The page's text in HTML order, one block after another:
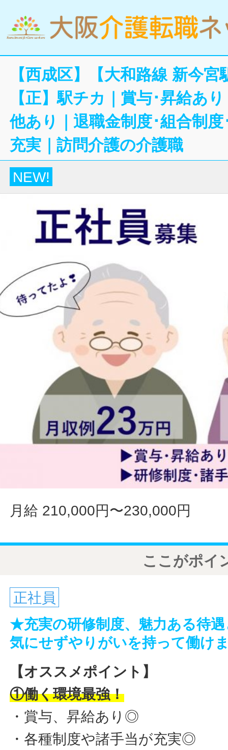
【西成区】【大和路線 新今
【正】駅チカ｜賞与･昇給あ
他あり｜退職金制度･組合制
充実｜訪問介護の介護職
NEW!
月給 210,000円〜230,000円
ここがポイ
正社員
★充実の研修制度、魅力ある待
気にせずやりがいを持って働け
【オススメポイント】
①働く環境最強！
・賞与、昇給あり◎
・各種制度や諸手当が充実◎